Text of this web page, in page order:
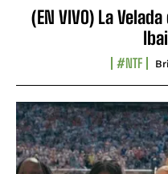
(EN VIVO) La
#NTF